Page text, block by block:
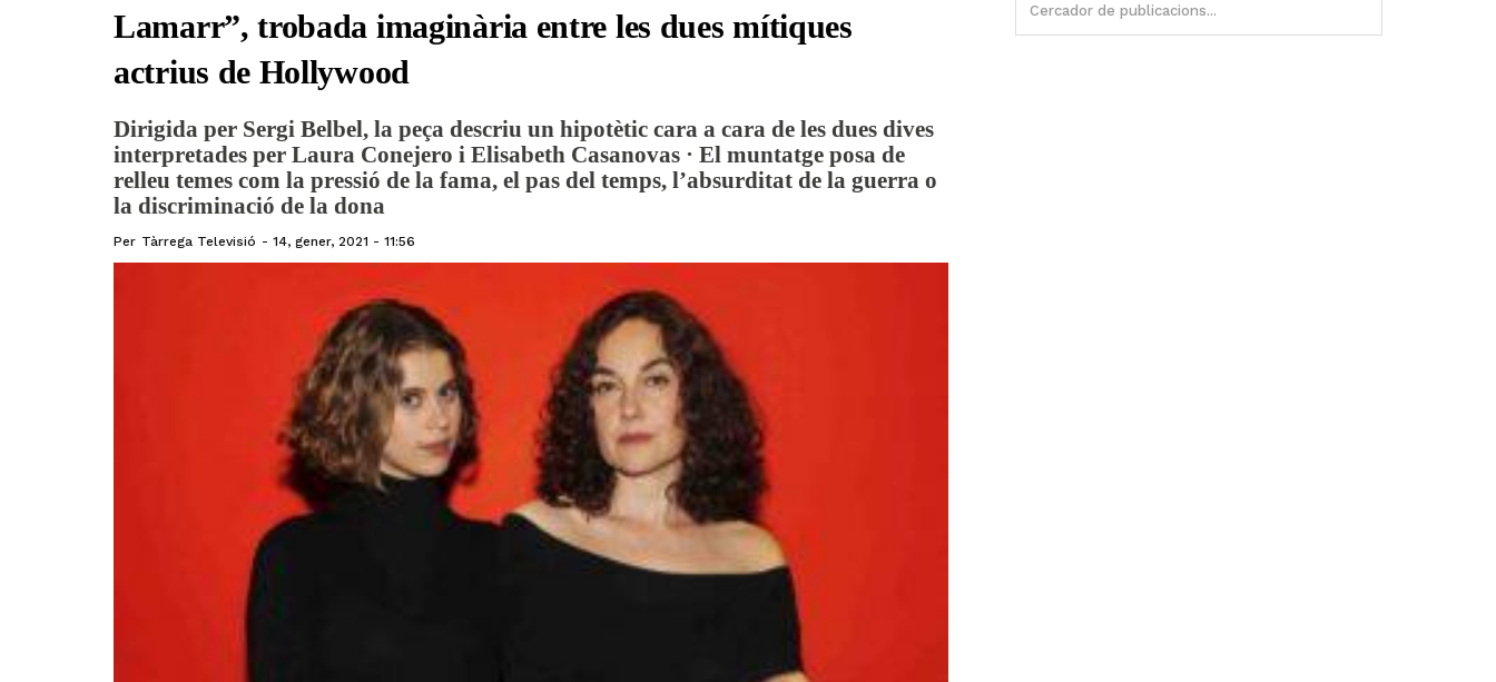
Lamarr”, trobada imaginària entre les dues mítiques
actrius de Hollywood
Dirigida per Sergi Belbel, la peça descriu un hipotètic cara a cara de les dues dives
interpretades per Laura Conejero i Elisabeth Casanovas · El muntatge posa de
relleu temes com la pressió de la fama, el pas del temps, l’absurditat de la guerra o
la discriminació de la dona
Per Tàrrega Televisió 14, gener, 2021 - 11:56